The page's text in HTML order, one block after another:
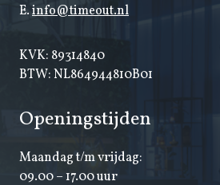
E.info@timeout.nl
KVK: 89314840
BTW: NL864944810B01
Openingstijden
Maandag t/m vrijdag:
09.00 – 17.00 uur